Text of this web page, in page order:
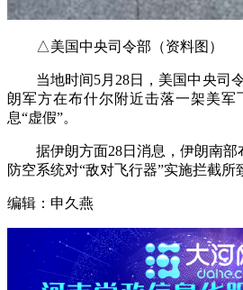
△美国中央司令部（资料图）
当地时间5月28日，美国中央司令
朗军方在布什尔附近击落一架美军
息“虚假”。
据伊朗方面28日消息，伊朗南部
防空系统对“敌对飞行器”实施拦截所
编辑：申久燕